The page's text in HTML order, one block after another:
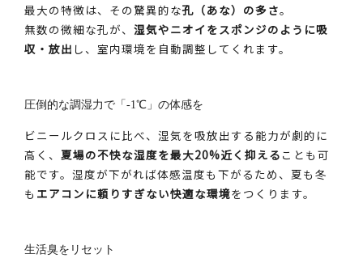
最大の特徴は、その驚異的な孔（あな）の多さ。
無数の微細な孔が、湿気やニオイをスポンジのように吸
収・放出 し、室内環境を自動調整してくれます。
圧倒的な調湿力で「-1℃」の体感を
ビニールクロスに比べ、湿気を吸放出する能力が劇的に
高く、夏場の不快な湿度を最大20%近く抑える ことも可
能です。湿度が下がれば体感温度も下がるため、夏も冬
も エアコンに頼りすぎない快適な環境をつくります。
生活臭をリセット